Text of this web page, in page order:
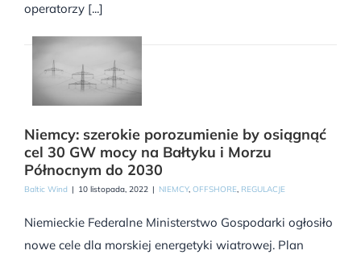
operatorzy [...]
Niemcy: szerokie porozumienie by osiągnąć
cel 30 GW mocy na Bałtyku i Morzu
Północnym do 2030
Baltic Wind | 10 listopada, 2022 | NIEMCY, OFFSHORE, REGULACJE
Niemieckie Federalne Ministerstwo Gospodarki ogłosiło
nowe cele dla morskiej energetyki wiatrowej. Plan